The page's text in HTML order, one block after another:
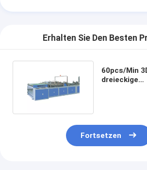
Erhalten Sie Den Besten
60pcs/Min
dreieckige
Fortsetzen